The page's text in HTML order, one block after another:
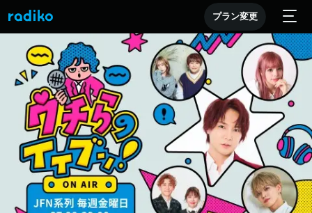
プラン変更